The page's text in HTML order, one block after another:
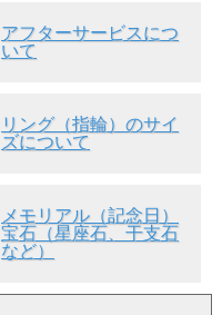
アフターサービスにつ
いて
リング（指輪）のサイ
ズについて
メモリアル（記念日）
宝石（星座石、干支石
など）